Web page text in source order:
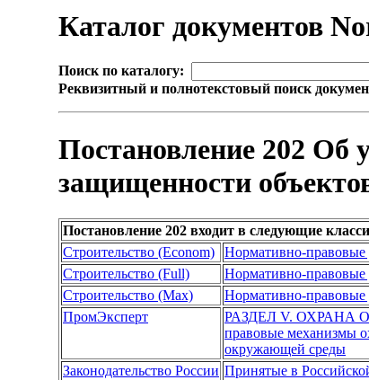
Каталог документов
Поиск по каталогу:
Реквизитный и полнотекстовый поиск
Постановление 202 Об
защищенности
Постановление 202 входит в следующие
Строительство (Econom)
Нормативно-
Строительство (Full)
Нормативно-
Строительство (Max)
Нормативно-
ПромЭксперт
РАЗДЕЛ V.
правовые механизмы
окружающей среды
Законодательство России Принятые в